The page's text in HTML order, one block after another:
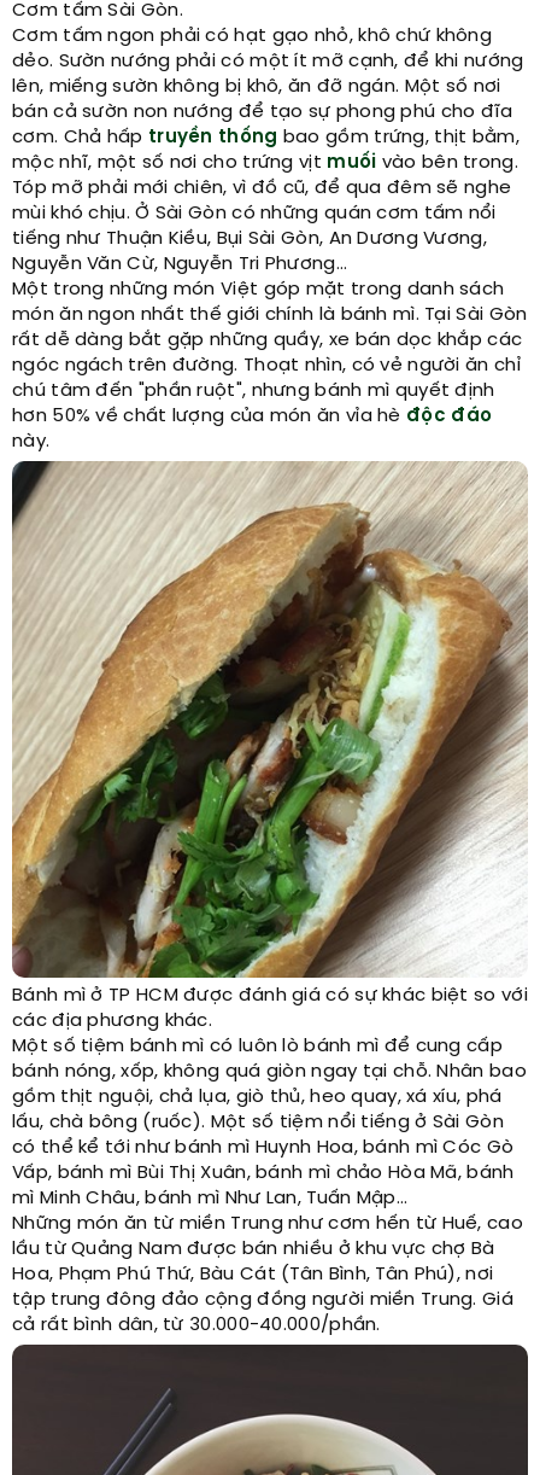
Cơm tấm Sài Gòn.
Cơm tấm ngon phải có hạt gạo nhỏ, khô chứ không
dẻo. Sườn nướng phải có một ít mỡ cạnh, để khi nướng
lên, miếng sườn không bị khô, ăn đỡ ngán. Một số nơi
bán cả sườn non nướng để tạo sự phong phú cho đĩa
cơm. Chả hấp truyền thống bao gồm trứng, thịt bằm,
mộc nhĩ, một số nơi cho trứng vịt muối vào bên trong.
Tóp mỡ phải mới chiên, vì đồ cũ, để qua đêm sẽ nghe
mùi khó chịu. Ở Sài Gòn có những quán cơm tấm nổi
tiếng như Thuận Kiều, Bụi Sài Gòn, An Dương Vương,
Nguyễn Văn Cừ, Nguyễn Tri Phương...
Một trong những món Việt góp mặt trong danh sách
món ăn ngon nhất thế giới chính là bánh mì. Tại Sài Gòn
rất dễ dàng bắt gặp những quầy, xe bán dọc khắp các
ngóc ngách trên đường. Thoạt nhìn, có vẻ người ăn chỉ
chú tâm đến "phần ruột", nhưng bánh mì quyết định
hơn 50% về chất lượng của món ăn vỉa hè độc đáo
này.
Bánh mì ở TP HCM được đánh giá có sự khác biệt so với
các địa phương khác.
Một số tiệm bánh mì có luôn lò bánh mì để cung cấp
bánh nóng, xốp, không quá giòn ngay tại chỗ. Nhân bao
gồm thịt nguội, chả lụa, giò thủ, heo quay, xá xíu, phá
lấu, chà bông (ruốc). Một số tiệm nổi tiếng ở Sài Gòn
có thể kể tới như bánh mì Huynh Hoa, bánh mì Cóc Gò
Vấp, bánh mì Bùi Thị Xuân, bánh mì chảo Hòa Mã, bánh
mì Minh Châu, bánh mì Như Lan, Tuấn Mập...
Những món ăn từ miền Trung như cơm hến từ Huế, cao
lầu từ Quảng Nam được bán nhiều ở khu vực chợ Bà
Hoa, Phạm Phú Thứ, Bàu Cát (Tân Bình, Tân Phú), nơi
tập trung đông đảo cộng đồng người miền Trung. Giá
cả rất bình dân, từ 30.000-40.000/phần.